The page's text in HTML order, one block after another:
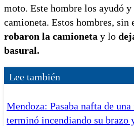
moto. Este hombre los ayudó y
camioneta. Estos hombres, sin
robaron la camioneta y lo
basural.
Lee también
Mendoza: Pasaba nafta de
terminó incendiando su brazo